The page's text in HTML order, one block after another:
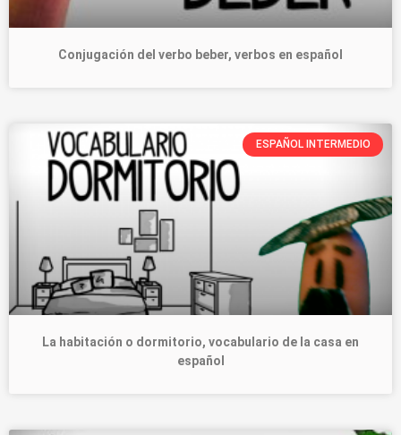
Conjugación del verbo beber, verbos en español
ESPAÑOL INTERMEDIO
La habitación o dormitorio, vocabulario de la casa en
español